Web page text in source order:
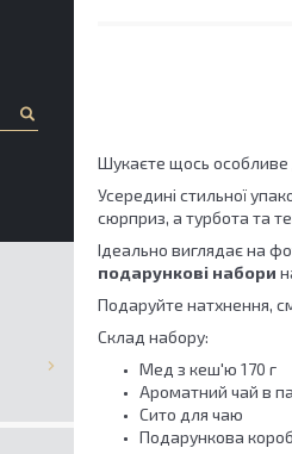
Шукаєте щось
Усередині стильної
сюрприз, а турбота та
Ідеально виглядає на
подарункові набори
Подаруйте натхнення,
Склад набору:
Мед з кеш'ю 170 г
Ароматний чай в
Сито для чаю
Подарункова